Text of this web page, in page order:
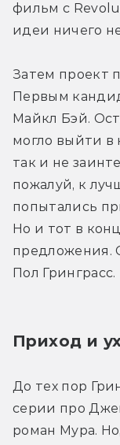
фильм с
идеи ничего
Затем проект
Первым
Майкл Бэй.
могло выйти в
так и не
пожалуй, к
попытались
Но и тот в
предложения.
Пол Гринграсс.
Приход и
До тех пор
серии про
роман Мура.